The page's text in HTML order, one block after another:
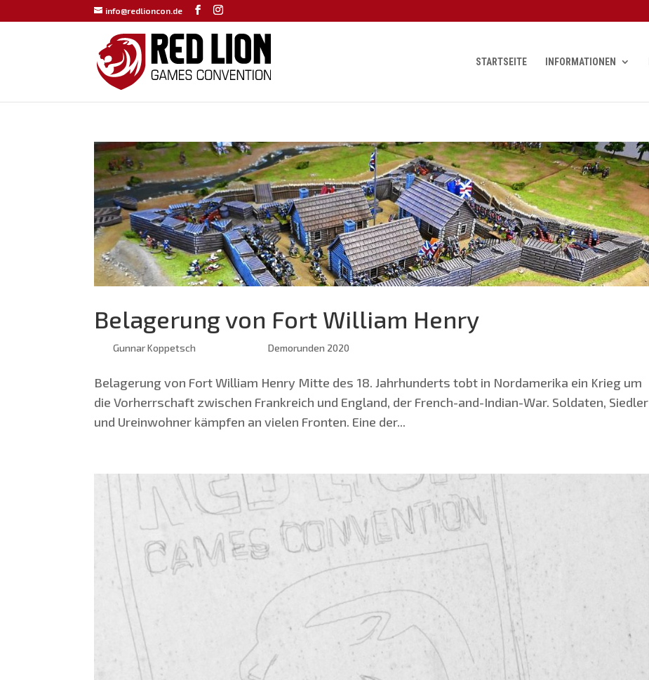
info@redlioncon.de
STARTSEITE INFORMATIONEN
Belagerung von Fort William Henry
vonGunnar Koppetsch |Demorunden 2020
Bela­ge­rung von Fort Wil­liam Hen­ry Mit­te des 18. Jahr­hun­derts tobt in Nord­ame­ri­ka ein Krieg um
die Vor­herr­schaft zwi­schen Frank­reich und Eng­land, der French-and-Indian-War. Sol­da­ten, Sied­ler
und Urein­woh­ner kämp­fen an vie­len Fron­ten. Eine der...